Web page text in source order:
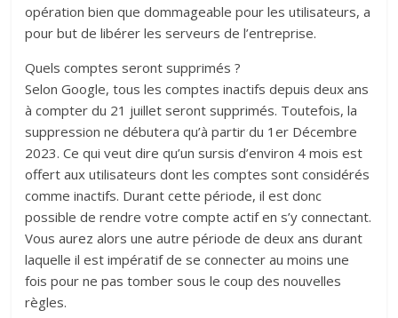
opération bien que dommageable pour les utilisateurs, a
pour but de libérer les serveurs de l’entreprise.
Quels comptes seront supprimés ?
Selon Google, tous les comptes inactifs depuis deux ans
à compter du 21 juillet seront supprimés. Toutefois, la
suppression ne débutera qu’à partir du 1er Décembre
2023. Ce qui veut dire qu’un sursis d’environ 4 mois est
offert aux utilisateurs dont les comptes sont considérés
comme inactifs. Durant cette période, il est donc
possible de rendre votre compte actif en s’y connectant.
Vous aurez alors une autre période de deux ans durant
laquelle il est impératif de se connecter au moins une
fois pour ne pas tomber sous le coup des nouvelles
règles.